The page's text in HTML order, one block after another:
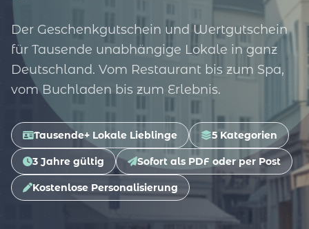
Der Geschenkgutschein und Wertgutschein
für Tausende unabhängige Lokale in ganz
Deutschland. Vom Restaurant bis zum Spa,
vom Buchladen bis zum Erlebnis.
Tausende+ Lokale Lieblinge 5 Kategorien
3 Jahre gültig Sofort als PDF oder per Post
Kostenlose Personalisierung